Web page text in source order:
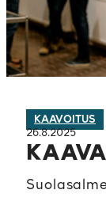
KAAVOITUS
26.8.2025